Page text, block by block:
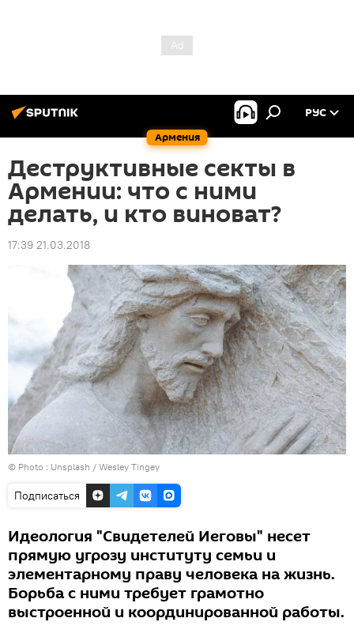
Армения
РУС
Деструктивные секты в
Армении: что с ними
делать, и кто виноват?
17:39 21.03.2018
© Photo : Unsplash / Wesley Tingey
Подписаться
Идеология "Свидетелей Иеговы" несет
прямую угрозу институту семьи и
элементарному праву человека на жизнь.
Борьба с ними требует грамотно
выстроенной и координированной работы.